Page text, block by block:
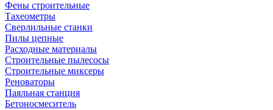
Фены строительные
Тахеометры
Сверлильные станки
Пилы цепные
Расходные материалы
Строительные пылесосы
Строительные миксеры
Реноваторы
Паяльная станция
Бетоносмеситель